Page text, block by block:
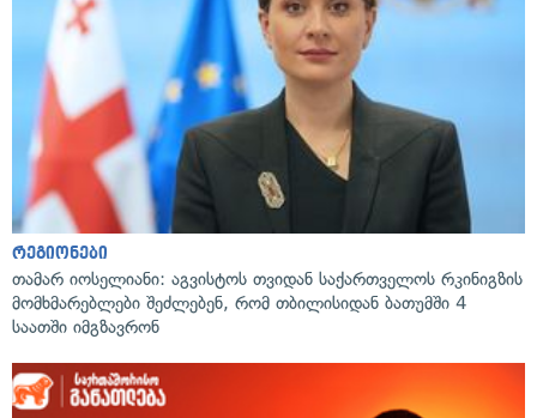
რეგიონები
თამარ იოსელიანი: აგვისტოს თვიდან საქართველოს რკინიგზის
მომხმარებლები შეძლებენ, რომ თბილისიდან ბათუმში 4
საათში იმგზავრონ